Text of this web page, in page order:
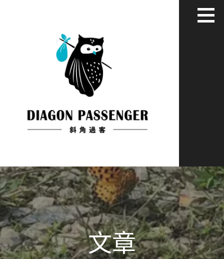
斜角過客：旅居慢活藝文媒體
給XYZ世代用藝術家彈性眼光看世界
文章